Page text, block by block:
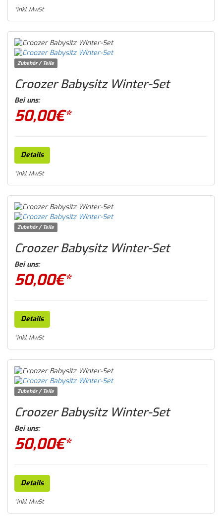
*inkl. MwSt
Zubehör / Teile
Croozer Babysitz Winter-Set
Bei uns:
50,00€*
Details
*inkl. MwSt
Zubehör / Teile
Croozer Babysitz Winter-Set
Bei uns:
50,00€*
Details
*inkl. MwSt
Zubehör / Teile
Croozer Babysitz Winter-Set
Bei uns:
50,00€*
Details
*inkl. MwSt